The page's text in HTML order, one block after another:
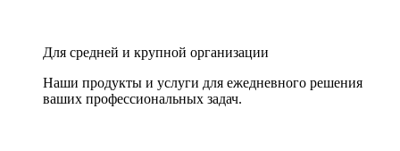
Для средней и крупной организации
Наши продукты и услуги для ежедневного решения
ваших профессиональных задач.